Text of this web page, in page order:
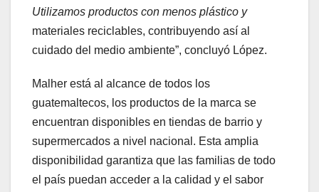
Utilizamos productos con menos plástico y
materiales reciclables, contribuyendo así al
cuidado del medio ambiente”, concluyó López.
Malher está al alcance de todos los
guatemaltecos, los productos de la marca se
encuentran disponibles en tiendas de barrio y
supermercados a nivel nacional. Esta amplia
disponibilidad garantiza que las familias de todo
el país puedan acceder a la calidad y el sabor